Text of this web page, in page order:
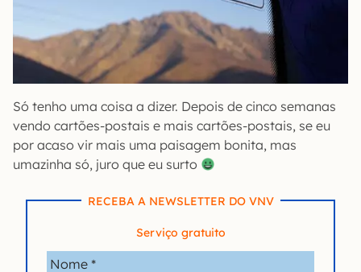
Só tenho uma coisa a dizer. Depois de cinco semanas
vendo cartões-postais e mais cartões-postais, se eu
por acaso vir mais uma paisagem bonita, mas
umazinha só, juro que eu surto
RECEBA A NEWSLETTER DO VNV
Serviço gratuito